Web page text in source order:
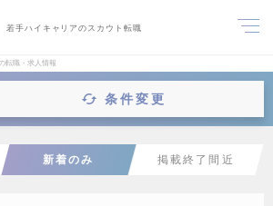
若手ハイキャリアのスカウト転職
転職・求人情報
条件変更
新着のみ 掲載終了間近